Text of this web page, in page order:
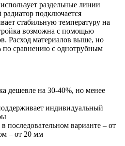
раздельные линии
подключается
стабильную температуру на
возможна с помощью
Расход материалов выше, но
по сравнению с однотрубным
дешевле на 30-40%, но менее
индивидуальный
последовательном варианте – от
– от 20 мм